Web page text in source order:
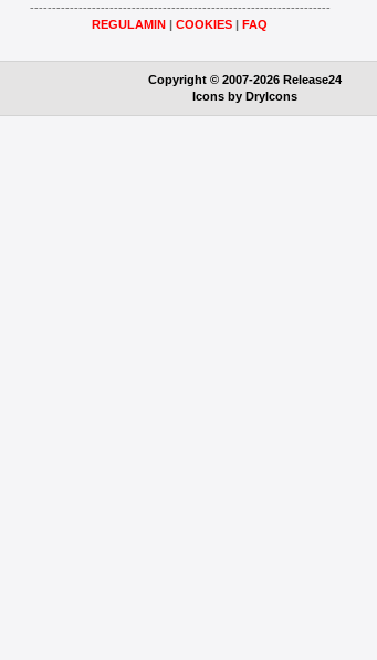
--------------------------------------------------------------------
REGULAMIN
COOKIES FAQ
Copyright © 2007-2026 Release24
Icons by DryIcons